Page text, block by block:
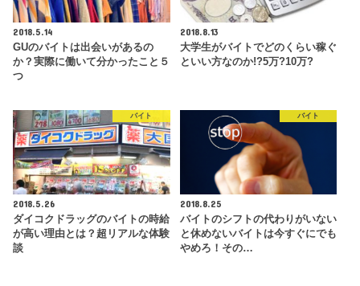
2018.5.14
GUのバイトは出会いがあるの
か？実際に働いて分かったこと５
つ
2018.8.13
大学生がバイトでどのくらい稼ぐ
といい方なのか!?5万?10万?
バイト
2018.5.26
ダイコクドラッグのバイトの時給
が高い理由とは？超リアルな体験
談
バイト
2018.8.25
バイトのシフトの代わりがいない
と休めないバイトは今すぐにでも
やめろ！その…